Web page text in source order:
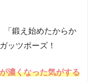
「鍛え始めたからか
ッツポーズ！
濃くなった気がする